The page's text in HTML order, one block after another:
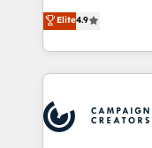
transformation
implement
record of
approach has
technologies and
sales processes
from Strategy to
onboarding and
extensive
and
Elite4.9